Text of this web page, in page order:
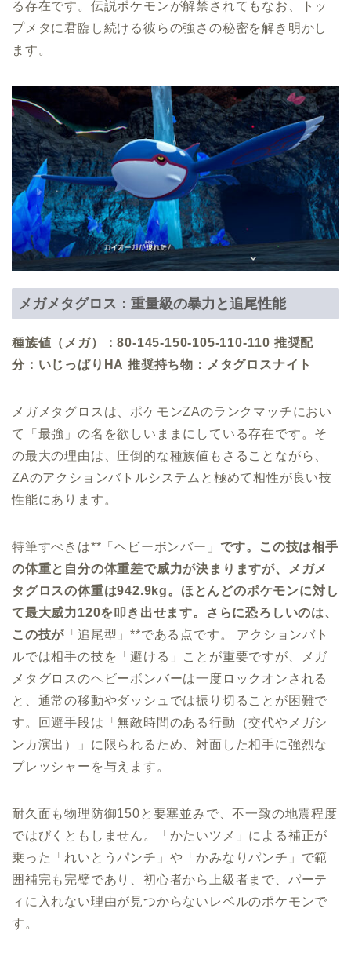
る存在です。伝説ポケモンが解禁されてもなお、トッ
プメタに君臨し続ける彼らの強さの秘密を解き明かし
ます。
メガメタグロス：重量級の暴力と追尾性能
種族値（メガ）：80-145-150-105-110-110 推奨配
分：いじっぱりHA 推奨持ち物：メタグロスナイト
メガメタグロスは、ポケモンZAのランクマッチにおい
て「最強」の名を欲しいままにしている存在です。そ
の最大の理由は、圧倒的な種族値もさることながら、
ZAのアクションバトルシステムと極めて相性が良い技
性能にあります。
特筆すべきは**「ヘビーボンバー」 です。この技は相手
の体重と自分の体重差で威力が決まりますが、メガメ
タグロスの体重は942.9kg。ほとんどのポケモンに対し
て最大威力120を叩き出せます。さらに恐ろしいのは、
この技が 「追尾型」**である点です。 アクションバト
ルでは相手の技を「避ける」ことが重要ですが、メガ
メタグロスのヘビーボンバーは一度ロックオンされる
と、通常の移動やダッシュでは振り切ることが困難で
す。回避手段は「無敵時間のある行動（交代やメガシ
ンカ演出）」に限られるため、対面した相手に強烈な
プレッシャーを与えます。
耐久面も物理防御150と要塞並みで、不一致の地震程度
ではびくともしません。「かたいツメ」による補正が
乗った「れいとうパンチ」や「かみなりパンチ」で範
囲補完も完璧であり、初心者から上級者まで、パーテ
ィに入れない理由が見つからないレベルのポケモンで
す。